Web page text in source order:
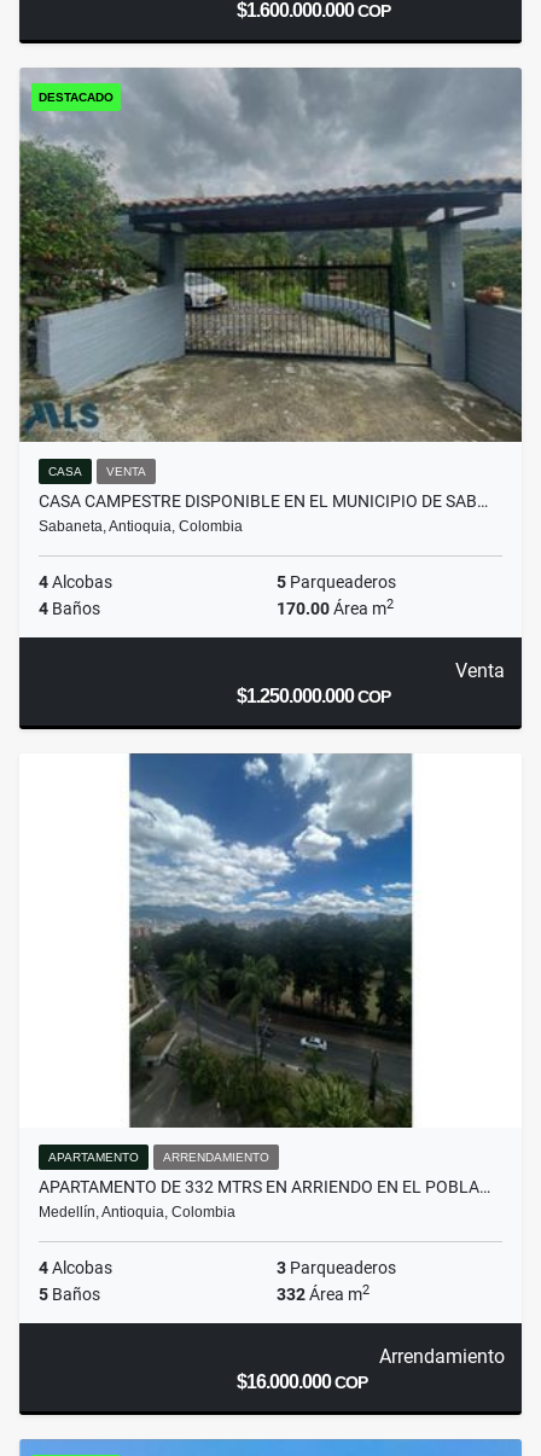
$1.600.000.000COP
DESTACADO
CASA VENTA
CASA CAMPESTRE DISPONIBLE EN EL MUNICIPIO DE SAB…
Sabaneta, Antioquia, Colombia
4Alcobas 5 Parqueaderos
4 Baños 170.00Área m2
Venta
$1.250.000.000COP
APARTAMENTO ARRENDAMIENTO
APARTAMENTO DE 332 MTRS EN ARRIENDO EN EL POBLA…
Medellín, Antioquia, Colombia
4Alcobas 3 Parqueaderos
5 Baños 332Área m2
Arrendamiento
$16.000.000COP